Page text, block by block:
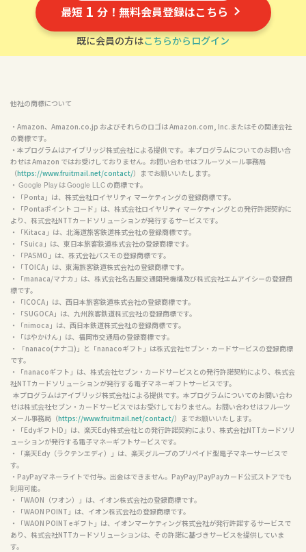
最短 1 分！無料会員登録はこちら
既に会員の方はこちらからログイン
他社の商標について
・Amazon、Amazon.co.jp およびそれらのロゴは Amazon.com, Inc.またはその関連会社
の商標です。
・本プログラムはアイブリッジ株式会社による提供です。 本プログラムについてのお問い合
わせは Amazon ではお受けしておりません。お問い合わせはフルーツメール事務局
（https://www.fruitmail.net/contact/）までお願いいたします。
・ Google Play は Google LLC の商標です。
・「Ponta」は、株式会社ロイヤリティ マーケティングの登録商標です。
・「Pontaポイント コード」は、株式会社ロイヤリティ マーケティングとの発行許諾契約に
より、株式会社NTTカードソリューションが発行するサービスです。
・「Kitaca」は、北海道旅客鉄道株式会社の登録商標です。
・「Suica」は、東日本旅客鉄道株式会社の登録商標です。
・「PASMO」は、株式会社パスモの登録商標です。
・「TOICA」は、東海旅客鉄道株式会社の登録商標です。
・「manaca/マナカ」は、株式会社名古屋交通開発機構及び株式会社エムアイシーの登録商
標です。
・「ICOCA」は、西日本旅客鉄道株式会社の登録商標です。
・「SUGOCA」は、九州旅客鉄道株式会社の登録商標です。
・「nimoca」は、西日本鉄道株式会社の登録商標です。
・「はやかけん」は、福岡市交通局の登録商標です。
・ 「nanaco(ナナコ)」と「nanacoギフト」は株式会社セブン・カードサービスの登録商標
です。
・「nanacoギフト」は、株式会社セブン・カードサービスとの発行許諾契約により、株式会
社NTTカードソリューションが発行する電子マネーギフトサービスです。
せは株式会社セブン・カードサービスではお受けしておりません。お問い合わせはフルーツ
メール事務局（https://www.fruitmail.net/contact/）までお願いいたします。
・「EdyギフトID」は、楽天Edy株式会社との発行許諾契約により、株式会社NTTカードソリ
ューションが発行する電子マネーギフトサービスです。
・「楽天Edy（ラクテンエディ）」は、楽天グループのプリペイド型電子マネーサービスで
す。
・PayPayマネーライトで付与。出金はできません。PayPay/PayPayカード公式ストアでも
利用可能。
・「WAON（ワオン）」は、イオン株式会社の登録商標です。
・「WAON POINT」は、イオン株式会社の登録商標です。
・「WAON POINT eギフト」は、イオンマーケティング株式会社が発行許諾するサービスで
あり、株式会社NTTカードソリューションは、その許諾に基づきサービスを提供していま
す。